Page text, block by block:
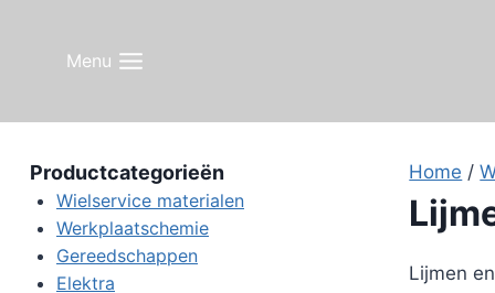
Menu
Home /
Lijmen
Productcategorieën
Wielservice materialen
Werkplaatschemie
Gereedschappen
Elektra